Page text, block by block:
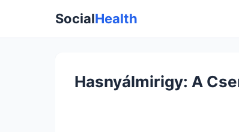
SocialHealth
Hasnyálmirigy: A